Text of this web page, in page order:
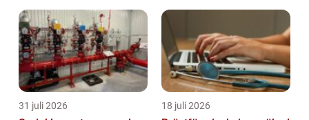
31 juli 2026 18 juli 2026